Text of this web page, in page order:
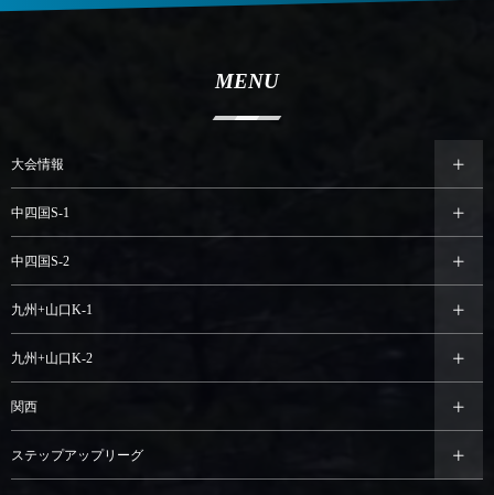
MENU
大会情報
中四国S-1
中四国S-2
九州+山口K-1
九州+山口K-2
関西
ステップアップリーグ